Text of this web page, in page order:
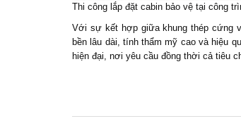
Thi công lắp đặt cabin bảo vệ tại công
Với sự kết hợp giữa khung thép cứng
bền lâu dài, tính thẩm mỹ cao và hiệu
hiện đại, nơi yêu cầu đồng thời cả tiêu